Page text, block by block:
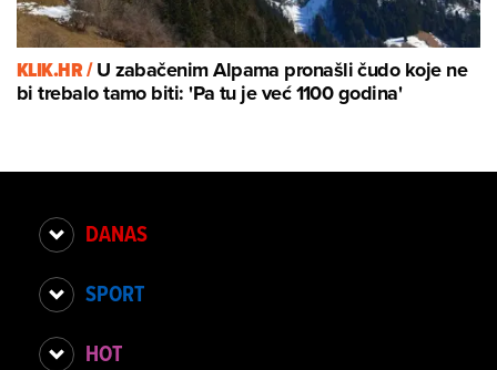
KLIK.HR /U zabačenim Alpama pronašli čudo koje ne
bi trebalo tamo biti: 'Pa tu je već 1100 godina'
DANAS
SPORT
HOT